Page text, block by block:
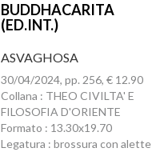
BUDDHACARITA
(ED.INT.)
ASVAGHOSA
30/04/2024, pp. 256, € 12.90
Collana : THEO CIVILTA' E
FILOSOFIA D'ORIENTE
Formato : 13.30x19.70
Legatura : brossura con alette